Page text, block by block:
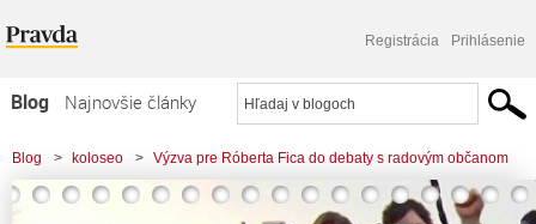
Registrácia Prihlásenie
Blog
Najnovšie články
Najčítanejšie články
Najkomentovanejšie články
Blog > koloseo > Výzva pre Róberta Fica do debaty s radovým občanom